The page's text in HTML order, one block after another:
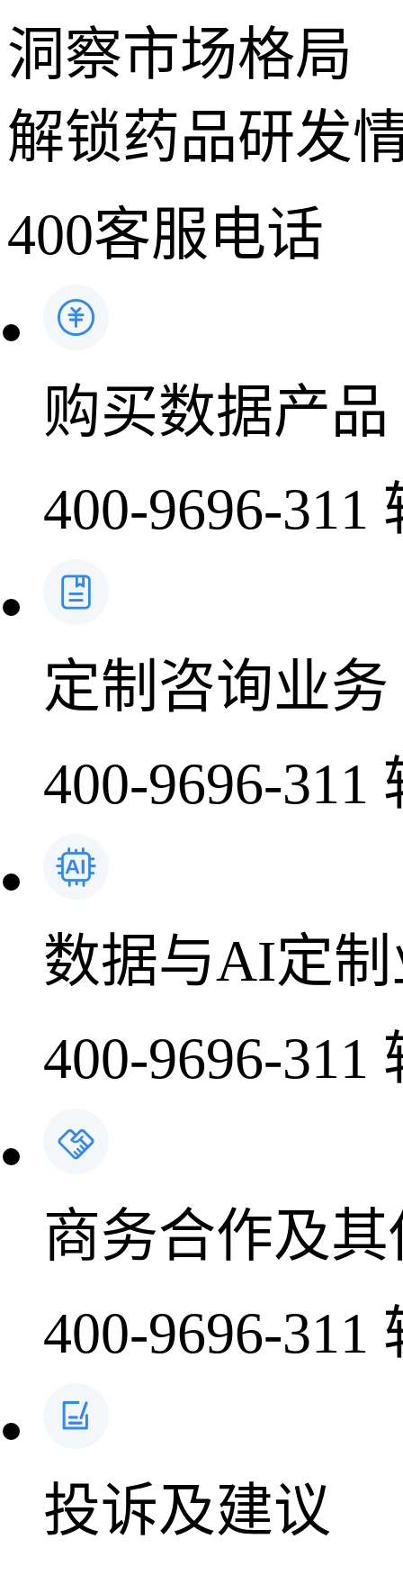
洞察市场格局
解锁药品研发
400客服电话
购买数据产品
400-9696-311
定制咨询业务
400-9696-311
数据与AI定
400-9696-311
商务合作及
400-9696-311
投诉及建议